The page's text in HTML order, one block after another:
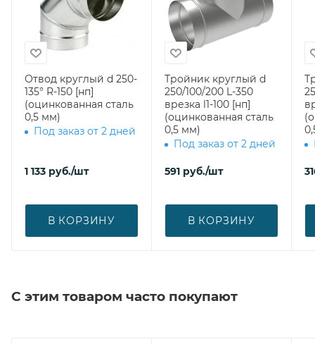
Отвод круглый d 250-
135° R-150 [нп]
(оцинкованная сталь
0,5 мм)
Под заказ от 2 дней
1 133 руб./шт
В КОРЗИНУ
Тройник круглый d
250/100/200 L-350
врезка l1-100 [нп]
(оцинкованная сталь
0,5 мм)
Под заказ от 2 дней
591 руб./шт
В КОРЗИНУ
С этим товаром часто покупают